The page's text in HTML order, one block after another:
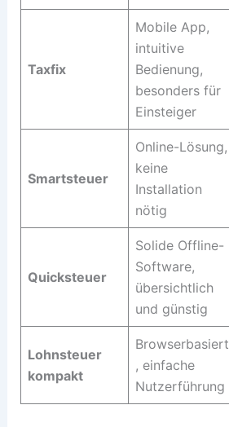
Taxfix
Mobile App,
intuitive
Bedienung,
besonders für
Einsteiger
Smartsteuer
Online-Lösung,
keine
Installation
nötig
Quicksteuer
Solide Offline-
Software,
übersichtlich
und günstig
Lohnsteuer
kompakt
Browserbasiert
, einfache
Nutzerführung